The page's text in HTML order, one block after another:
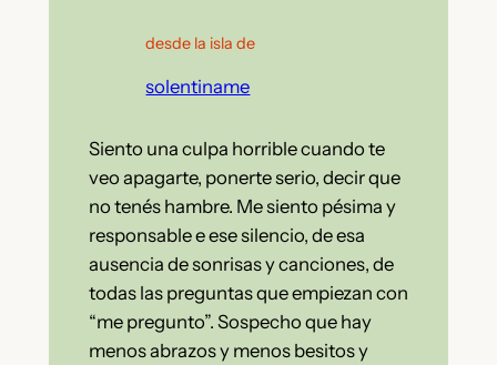
desde la isla de
solentiname
Siento una culpa horrible cuando te
veo apagarte, ponerte serio, decir que
no tenés hambre. Me siento pésima y
responsable e ese silencio, de esa
ausencia de sonrisas y canciones, de
todas las preguntas que empiezan con
“me pregunto”. Sospecho que hay
menos abrazos y menos besitos y